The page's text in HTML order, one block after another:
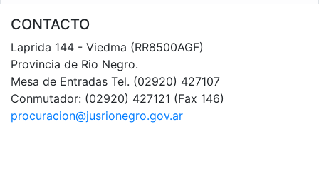
CONTACTO
Laprida 144 - Viedma (RR8500AGF)
Provincia de Rio Negro.
Mesa de Entradas Tel. (02920) 427107
Conmutador: (02920) 427121 (Fax 146)
procuracion@jusrionegro.gov.ar